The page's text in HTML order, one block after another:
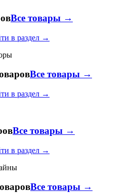
Все товары →
в раздел →
Все товары →
в раздел →
Все товары →
в раздел →
Все товары →